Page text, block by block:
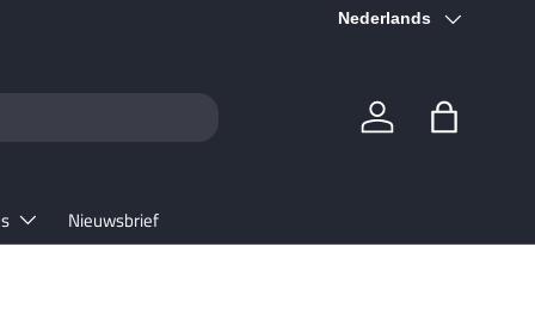
★★★★★ 4.6/5Google
Taal
Nederlands
InloggenTas
Nieuwsbrief